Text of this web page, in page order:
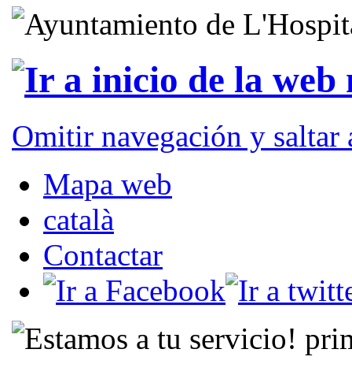
Omitir navegación y
Mapa web
català
Contactar